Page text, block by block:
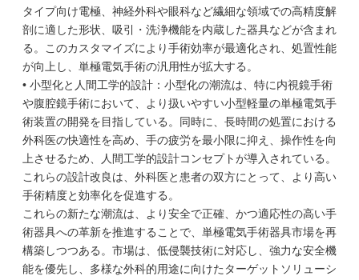
タイプ向け電極、神経外科や眼科など繊細な領域での高精度解
剖に適した形状、吸引・洗浄機能を内蔵した器具などが含まれ
る。このカスタマイズにより手術効率が最適化され、処置性能
が向上し、単極電気手術の汎用性が拡大する。
• 小型化と人間工学的設計：小型化の潮流は、特に内視鏡手術
や腹腔鏡手術において、より扱いやすい小型軽量の単極電気手
術装置の開発を目指している。同時に、長時間の処置における
外科医の快適性を高め、手の疲労を最小限に抑え、操作性を向
上させるため、人間工学的設計コンセプトが導入されている。
これらの設計改良は、外科医と患者の双方にとって、より高い
手術精度と効率化を促進する。
これらの新たな潮流は、より安全で正確、かつ適応性の高い手
術器具への革新を推進することで、単極電気手術器具市場を再
構築しつつある。市場は、低侵襲技術に対応し、強力な安全機
能を優先し、多様な外科的用途に向けたターゲットソリューシ